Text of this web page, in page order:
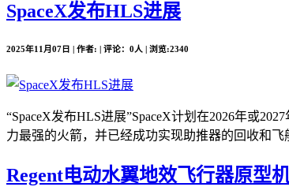
SpaceX发布HLS进展
2025年11月07日 | 作者: | 评论：0人 | 浏览:2340
“SpaceX发布HLS进展”SpaceX计划在2026年或
力最强的火箭，并已经成功实现助推器的回收和飞
Regent电动水翼地效飞行器原型